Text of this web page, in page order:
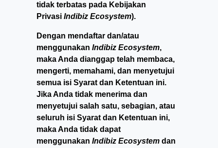
tidak terbatas pada Kebijakan
Privasi Indibiz Ecosystem).
Dengan mendaftar dan/atau
menggunakan Indibiz Ecosystem,
maka Anda dianggap telah membaca,
mengerti, memahami, dan menyetujui
semua isi Syarat dan Ketentuan ini.
Jika Anda tidak menerima dan
menyetujui salah satu, sebagian, atau
seluruh isi Syarat dan Ketentuan ini,
maka Anda tidak dapat
menggunakan Indibiz Ecosystem dan